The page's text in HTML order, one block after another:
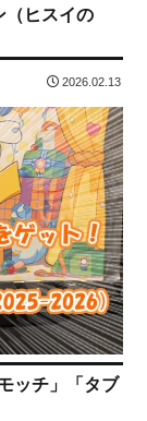
（ヒスイの
2026.02.13
ッチ」「タブ